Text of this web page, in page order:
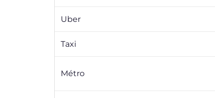
Uber
Taxi
Métro